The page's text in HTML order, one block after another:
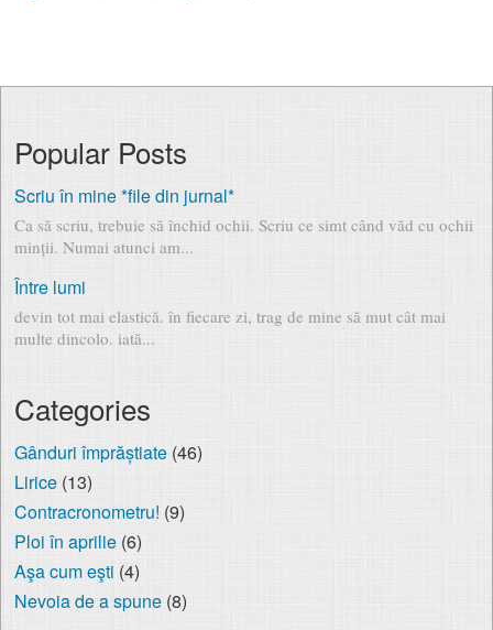
Popular Posts
Scriu în mine *file din jurnal*
Ca să scriu, trebuie să închid ochii. Scriu ce simt când văd cu ochii
minții. Numai atunci am...
Între lumi
devin tot mai elastică. în fiecare zi, trag de mine să mut cât mai
multe dincolo. iată...
Categories
Gânduri împrăștiate(46)
Lirice(13)
Contracronometru! (9)
Ploi în aprilie(6)
Aşa cum eşti (4)
Nevoia de a spune(8)